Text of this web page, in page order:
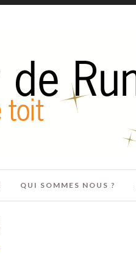
QUI SOMMES NOUS ?